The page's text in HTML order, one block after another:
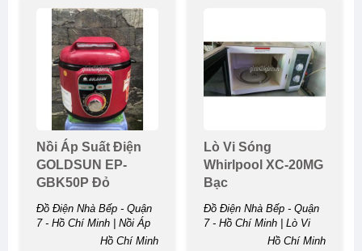
Nồi Áp Suất Điện
GOLDSUN EP-
GBK50P Đỏ
Đồ Điện Nhà Bếp - Quận
7 - Hồ Chí Minh | Nồi Áp
Suất Điện GOLDSUN EP-
Hồ Chí Minh
Lò Vi Sóng
Whirlpool XC-20MG
Bạc
Đồ Điện Nhà Bếp - Quận
7 - Hồ Chí Minh | Lò Vi
Sóng Whirlpool XC-20MG
Hồ Chí Minh